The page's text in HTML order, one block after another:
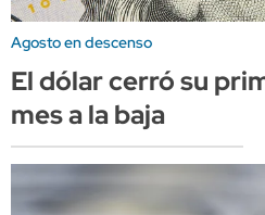
Agosto en descenso
El dólar cerró su
mes a la baja